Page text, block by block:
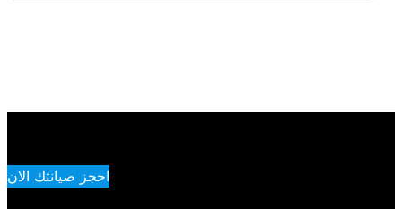
احجز صيانتك الان